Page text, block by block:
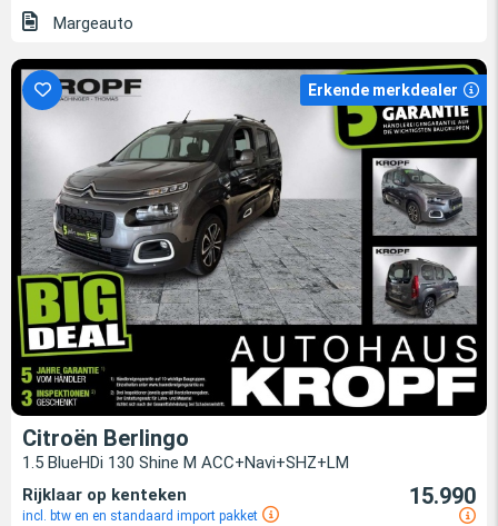
Margeauto
Erkende merkdealer
Citroën Berlingo
1.5 BlueHDi 130 Shine M ACC+Navi+SHZ+LM
Rijklaar op kenteken
incl. btw en en standaard import pakket
15.990